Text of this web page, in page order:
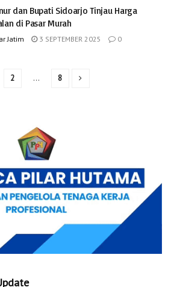
dan Bupati Sidoarjo Tinjau Harga
di Pasar Murah
Jatim 3 SEPTEMBER 2025 0
2 … 8